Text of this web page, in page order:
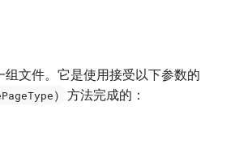
文件。它是使用接受以下参数的
方法完成的：